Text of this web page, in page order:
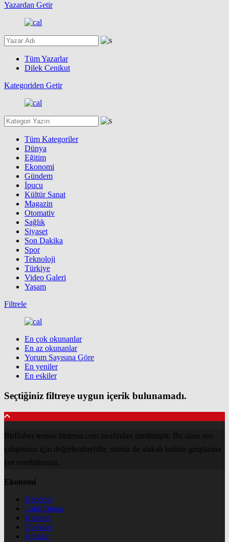
Yazardan Getir
Tüm Yazarlar
Dilek Cenikut
Kategoriden Getir
Tüm Kategoriler
Dünya
Eğitim
Ekonomi
Gündem
İpucu
Kültür Sanat
Magazin
Otomativ
Sağlık
Siyaset
Son Dakika
Spor
Teknoloji
Türkiye
Video Galeri
Yaşam
Filtrele
En çok okunanlar
En az okunanlar
Yorum Sayısına Göre
En yeniler
En eskiler
Seçtiğiniz filtreye uygun içerik bulunamadı.
BirHaber teması birtema.com tarafından üretilmiştir. Bu alanı seo
çalışmanız için değerlendirebilir, siteniz ile alakalı kelime gruplarına
yer verebilirsiniz.
Ekonomi
Haberler
Canlı Borsa
Hisseler
Dövizler
Altınlar